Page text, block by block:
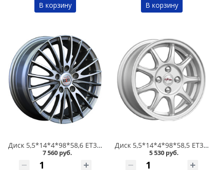
В корзину В корзину
Диск 5,5*14*4*98*58,6 ET35 Alcasta M02 GMF /темно-серый полированный/ в Кургане
7 560 руб.
Диск 5,5*14*4*98*58,5 ET35 iFree Эвил Нео-классик в Кургане
5 530 руб.